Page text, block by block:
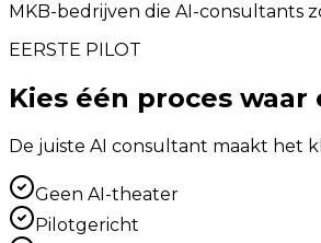
MKB-bedrijven die AI-consultants
EERSTE PILOT
Kies één proces
De juiste AI consultant maakt het
Geen AI-theater
Pilotgericht